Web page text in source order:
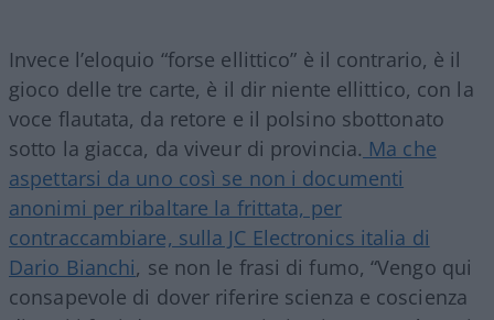
Invece l’eloquio “forse ellittico” è il contrario, è il
gioco delle tre carte, è il dir niente ellittico, con la
voce flautata, da retore e il polsino sbottonato
sotto la giacca, da viveur di provincia. Ma che
aspettarsi da uno così se non i documenti
anonimi per ribaltare la frittata, per
contraccambiare, sulla JC Electronics italia di
Dario Bianchi, se non le frasi di fumo, “Vengo qui
consapevole di dover riferire scienza e coscienza